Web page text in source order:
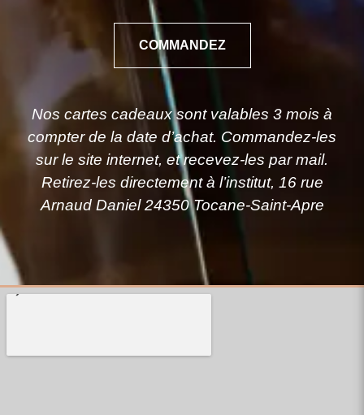
COMMANDEZ
Nos cartes cadeaux sont valables 3 mois à
compter de la date d’achat. Commandez-les
sur le site internet, et recevez-les par mail.
Retirez-les directement à l’institut, 16 rue
Arnaud Daniel 24350 Tocane-Saint-Apre